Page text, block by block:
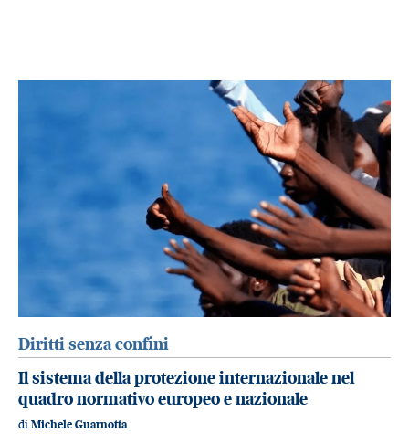
Diritti senza confini
Il sistema della protezione internazionale nel
quadro normativo europeo e nazionale
di Michele Guarnotta